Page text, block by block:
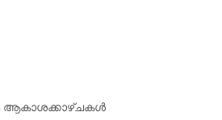
ആകാശക്കാഴ്ചകള്‍